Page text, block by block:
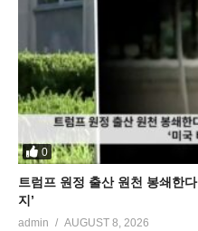
0
트럼프 원정 출산 원천 봉쇄한
지’
admin AUGUST 8, 2026